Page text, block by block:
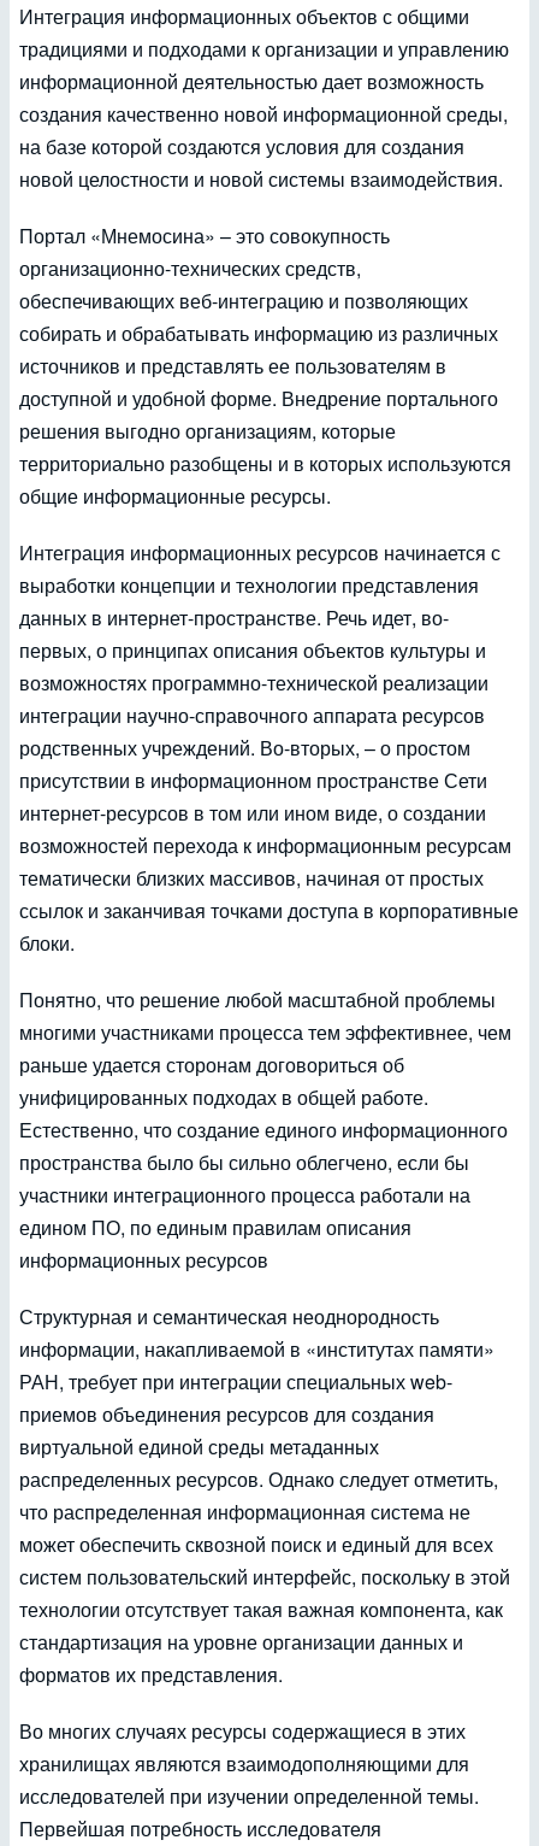
Интеграция информационных объектов с общими
традициями и подходами к организации и управлению
информационной деятельностью дает возможность
создания качественно новой информационной среды,
на базе которой создаются условия для создания
новой целостности и новой системы взаимодействия.
Портал «Мнемосина» – это совокупность
организационно-технических средств,
обеспечивающих веб-интеграцию и позволяющих
собирать и обрабатывать информацию из различных
источников и представлять ее пользователям в
доступной и удобной форме. Внедрение портального
решения выгодно организациям, которые
территориально разобщены и в которых используются
общие информационные ресурсы.
Интеграция информационных ресурсов начинается с
выработки концепции и технологии представления
данных в интернет-пространстве. Речь идет, во-
первых, о принципах описания объектов культуры и
возможностях программно-технической реализации
интеграции научно-справочного аппарата ресурсов
родственных учреждений. Во-вторых, – о простом
присутствии в информационном пространстве Сети
интернет-ресурсов в том или ином виде, о создании
возможностей перехода к информационным ресурсам
тематически близких массивов, начиная от простых
ссылок и заканчивая точками доступа в корпоративные
блоки.
Понятно, что решение любой масштабной проблемы
многими участниками процесса тем эффективнее, чем
раньше удается сторонам договориться об
унифицированных подходах в общей работе.
Естественно, что создание единого информационного
пространства было бы сильно облегчено, если бы
участники интеграционного процесса работали на
едином ПО, по единым правилам описания
информационных ресурсов
Структурная и семантическая неоднородность
информации, накапливаемой в «институтах памяти»
РАН, требует при интеграции специальных web-
приемов объединения ресурсов для создания
виртуальной единой среды метаданных
распределенных ресурсов. Однако следует отметить,
что распределенная информационная система не
может обеспечить сквозной поиск и единый для всех
систем пользовательский интерфейс, поскольку в этой
технологии отсутствует такая важная компонента, как
стандартизация на уровне организации данных и
форматов их представления.
Во многих случаях ресурсы содержащиеся в этих
хранилищах являются взаимодополняющими для
исследователей при изучении определенной темы.
Первейшая потребность исследователя